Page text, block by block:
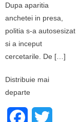
Dupa aparitia
anchetei in presa,
politia s-a autosesizat
si a inceput
cercetarile. De […]
Distribuie mai
departe
Facebook